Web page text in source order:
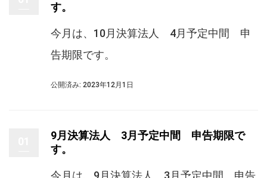
す。
今月は、10月決算法人 4月予定中間 申
告期限です。
公開済み: 2023年12月1日
9月決算法人 3月予定中間 申告期限で
す。
今月は、9月決算法人 3月予定中間 申告